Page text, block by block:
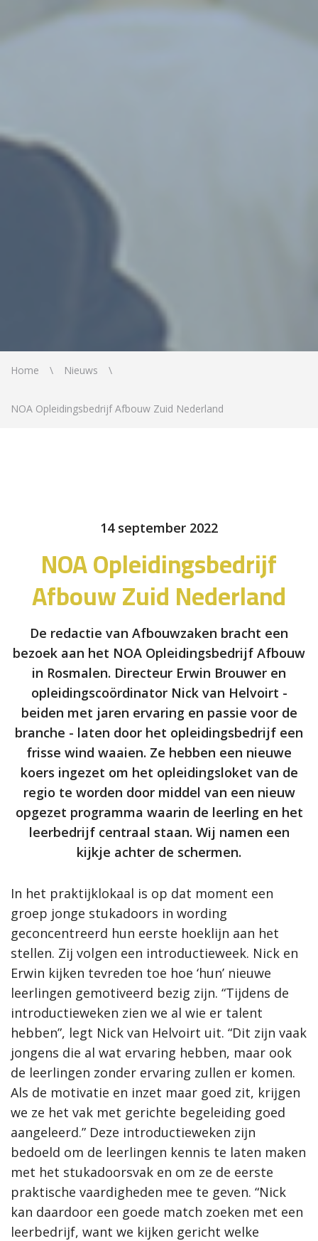
Home Nieuws
NOA Opleidingsbedrijf Afbouw Zuid Nederland
14 september 2022
NOA Opleidingsbedrijf
Afbouw Zuid Nederland
De redactie van Afbouwzaken bracht een
bezoek aan het NOA Opleidingsbedrijf Afbouw
in Rosmalen. Directeur Erwin Brouwer en
opleidingscoördinator Nick van Helvoirt -
beiden met jaren ervaring en passie voor de
branche - laten door het opleidingsbedrijf een
frisse wind waaien. Ze hebben een nieuwe
koers ingezet om het opleidingsloket van de
regio te worden door middel van een nieuw
opgezet programma waarin de leerling en het
leerbedrijf centraal staan. Wij namen een
kijkje achter de schermen.
In het praktijklokaal is op dat moment een
groep jonge stukadoors in wording
geconcentreerd hun eerste hoeklijn aan het
stellen. Zij volgen een introductieweek. Nick en
Erwin kijken tevreden toe hoe ‘hun’ nieuwe
leerlingen gemotiveerd bezig zijn. “Tijdens de
introductieweken zien we al wie er talent
hebben”, legt Nick van Helvoirt uit. “Dit zijn vaak
jongens die al wat ervaring hebben, maar ook
de leerlingen zonder ervaring zullen er komen.
Als de motivatie en inzet maar goed zit, krijgen
we ze het vak met gerichte begeleiding goed
aangeleerd.” Deze introductieweken zijn
bedoeld om de leerlingen kennis te laten maken
met het stukadoorsvak en om ze de eerste
praktische vaardigheden mee te geven. “Nick
kan daardoor een goede match zoeken met een
leerbedrijf, want we kijken gericht welke